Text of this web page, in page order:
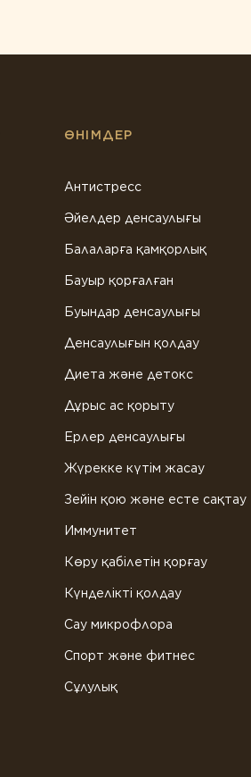
ӨНІМДЕР
Антистресс
Әйелдер денсаулығы
Балаларға қамқорлық
Бауыр қорғалған
Буындар денсаулығы
Денсаулығын қолдау
Диета және детокс
Дұрыс ас қорыту
Ерлер денсаулығы
Жүрекке күтім жасау
Зейін қою және есте сақтау
Иммунитет
Көру қабілетін қорғау
Күнделікті қолдау
Сау микрофлора
Спорт және фитнес
Сұлулық